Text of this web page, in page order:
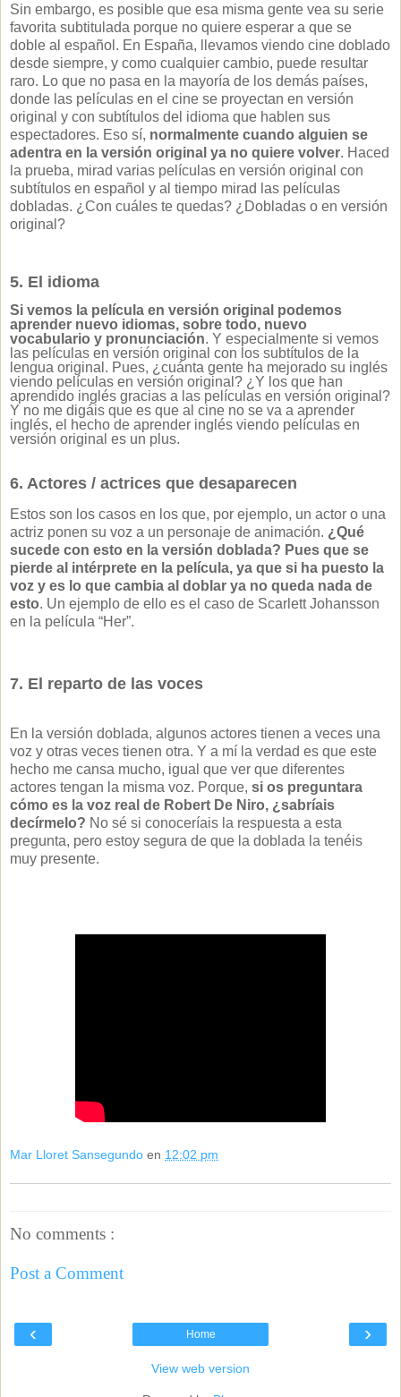
Sin embargo, es posible que esa misma gente vea su serie
favorita subtitulada porque no quiere esperar a que se
doble al español. En España, llevamos viendo cine doblado
desde siempre, y como cualquier cambio, puede resultar
raro. Lo que no pasa en la mayoría de los demás países,
donde las películas en el cine se proyectan en versión
original y con subtítulos del idioma que hablen sus
espectadores. Eso sí, normalmente cuando alguien se
adentra en la versión original ya no quiere volver. Haced
la prueba, mirad varias películas en versión original con
subtítulos en español y al tiempo mirad las películas
dobladas. ¿Con cuáles te quedas? ¿Dobladas o en versión
original?
5. El idioma
Si vemos la película en versión original podemos
aprender nuevo idiomas, sobre todo, nuevo
vocabulario y pronunciación. Y especialmente si vemos
las películas en versión original con los subtítulos de la
lengua original. Pues, ¿cuánta gente ha mejorado su inglés
viendo películas en versión original? ¿Y los que han
aprendido inglés gracias a las películas en versión original?
Y no me digáis que es que al cine no se va a aprender
inglés, el hecho de aprender inglés viendo películas en
versión original es un plus.
6. Actores / actrices que desaparecen
Estos son los casos en los que, por ejemplo, un actor o una
actriz ponen su voz a un personaje de animación. ¿Qué
sucede con esto en la versión doblada? Pues que se
pierde al intérprete en la película, ya que si ha puesto la
voz y es lo que cambia al doblar ya no queda nada de
esto. Un ejemplo de ello es el caso de Scarlett Johansson
en la película “Her”.
7. El reparto de las voces
En la versión doblada, algunos actores tienen a veces una
voz y otras veces tienen otra. Y a mí la verdad es que este
hecho me cansa mucho, igual que ver que diferentes
actores tengan la misma voz. Porque,si os preguntara
cómo es la voz real de Robert De Niro, ¿sabríais
decírmelo? No sé si conoceríais la respuesta a esta
pregunta, pero estoy segura de que la doblada la tenéis
muy presente.
Mar Lloret Sansegundoen 12:02 pm
No comments :
Post a Comment
‹ ›
Home
View web version